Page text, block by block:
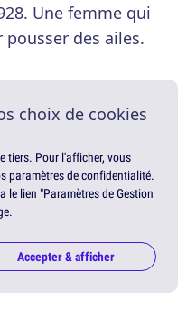
Une femme qui
pousser des ailes.
choix de cookies
tiers. Pour l'afficher, vous
paramètres de confidentialité.
le lien "Paramètres de Gestion
Accepter & afficher